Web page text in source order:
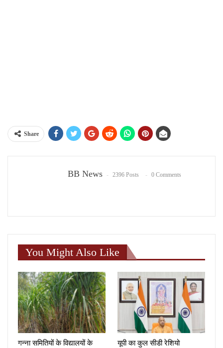
Share
BB News 2396 Posts 0 Comments
You Might Also Like
गन्ना समितियों के विद्यालयों के
यूपी का कुल सीडी रेशियो